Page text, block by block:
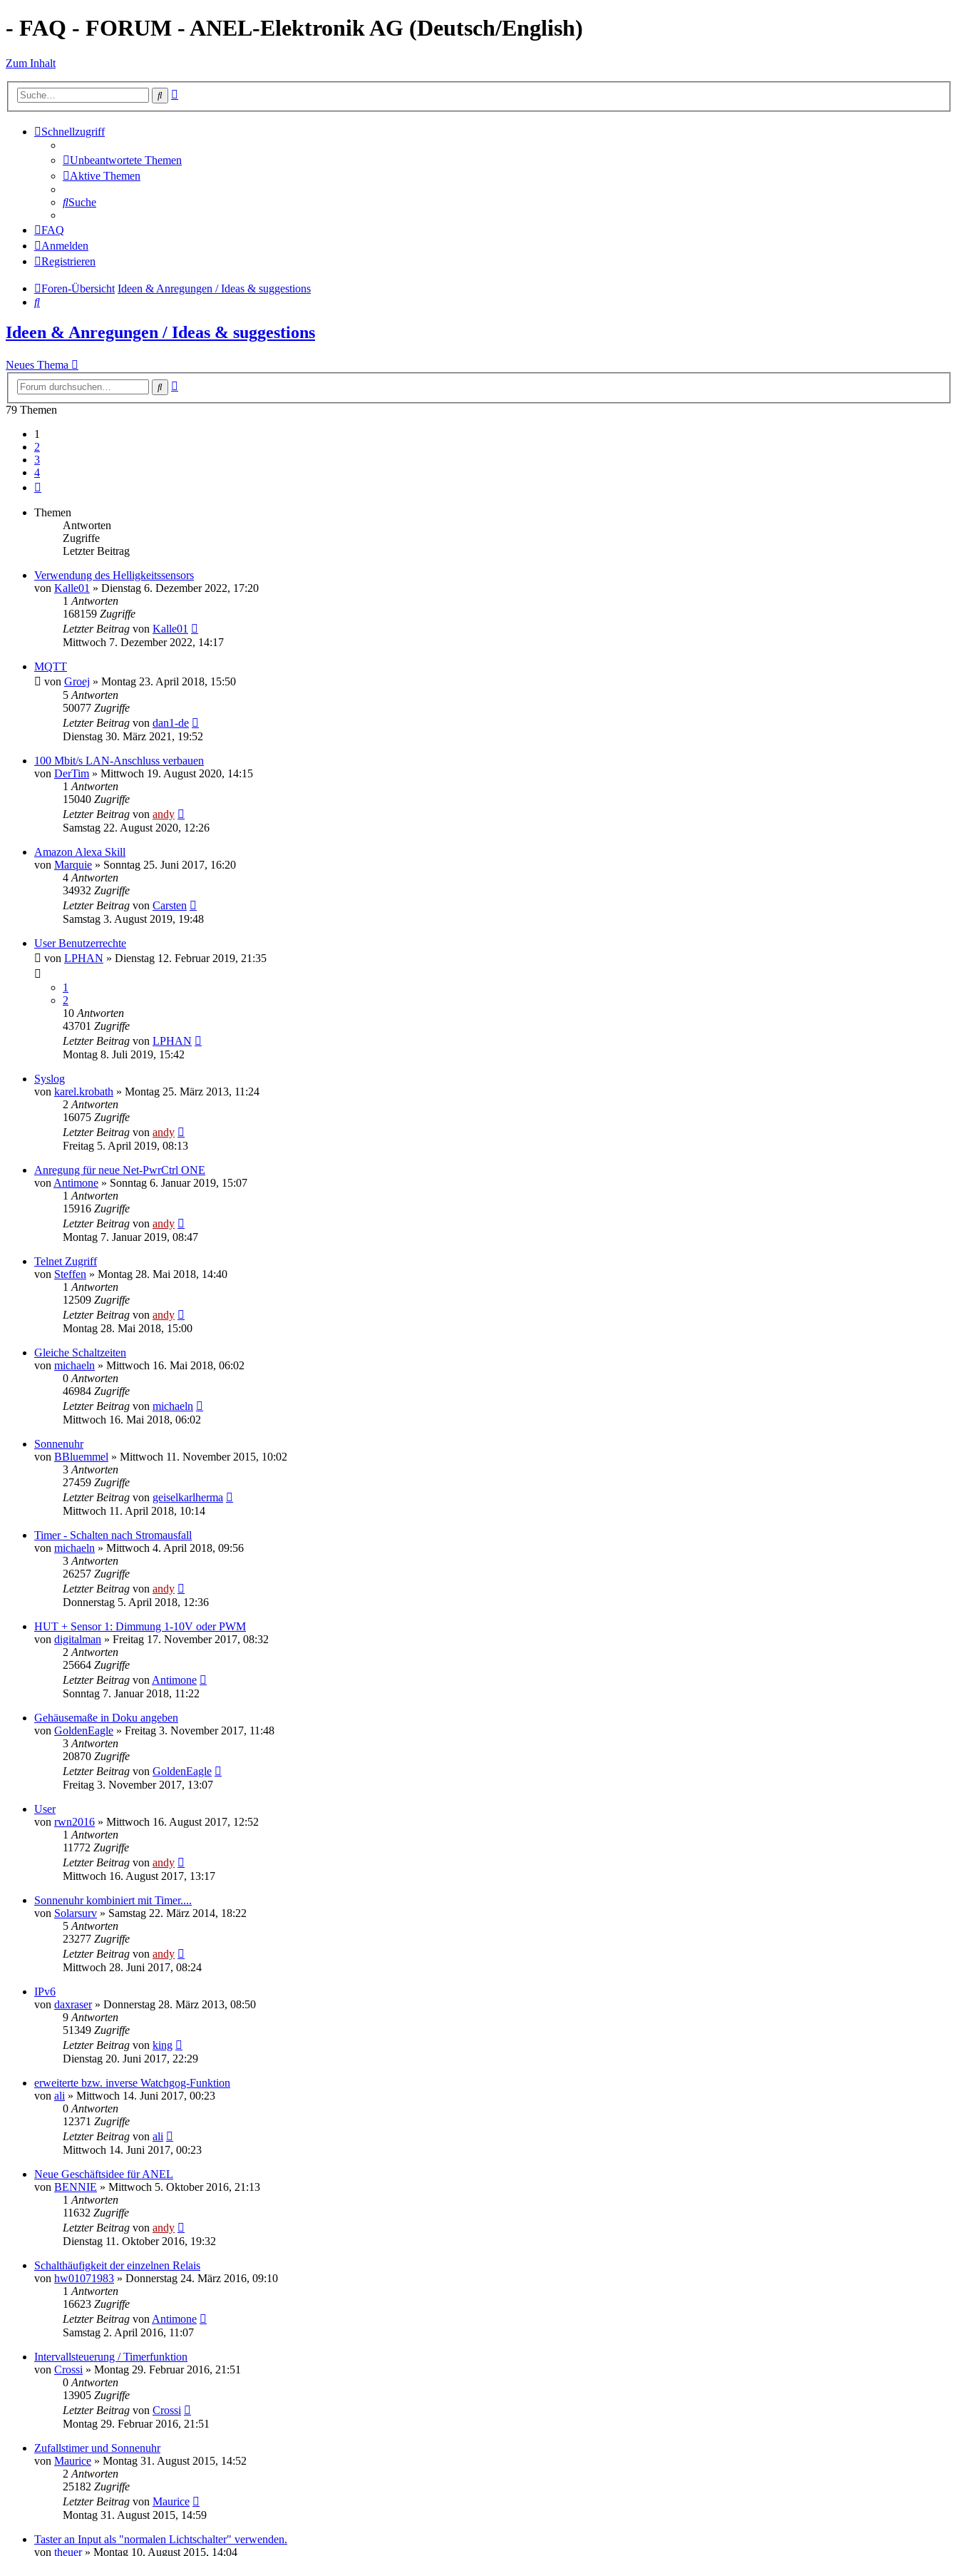
- FAQ - FORUM - ANEL-Elektronik AG (Deutsch/English)
Zum Inhalt
Suche
Schnellzugriff
Unbeantwortete Themen
Aktive Themen
Suche
FAQ
Anmelden
Registrieren
Foren-Übersicht Ideen & Anregungen / Ideas & suggestions
Suche
Ideen & Anregungen / Ideas & suggestions
Neues Thema
Suche
79 Themen
1
2
3
4
Themen
Antworten
Zugriffe
Letzter Beitrag
Verwendung des Helligkeitssensors
von Kalle01 » Dienstag 6. Dezember 2022, 17:20
1 Antworten
168159 Zugriffe
Letzter Beitrag von Kalle01
Mittwoch 7. Dezember 2022, 14:17
MQTT
von Groej » Montag 23. April 2018, 15:50
5 Antworten
50077 Zugriffe
Letzter Beitrag von dan1-de
Dienstag 30. März 2021, 19:52
100 Mbit/s LAN-Anschluss verbauen
von DerTim » Mittwoch 19. August 2020, 14:15
1 Antworten
15040 Zugriffe
Letzter Beitrag von andy
Samstag 22. August 2020, 12:26
Amazon Alexa Skill
von Marquie » Sonntag 25. Juni 2017, 16:20
4 Antworten
34932 Zugriffe
Letzter Beitrag von Carsten
Samstag 3. August 2019, 19:48
User Benutzerrechte
von LPHAN » Dienstag 12. Februar 2019, 21:35
1
2
10 Antworten
43701 Zugriffe
Letzter Beitrag von LPHAN
Montag 8. Juli 2019, 15:42
Syslog
von karel.krobath » Montag 25. März 2013, 11:24
2 Antworten
16075 Zugriffe
Letzter Beitrag von andy
Freitag 5. April 2019, 08:13
Anregung für neue Net-PwrCtrl ONE
von Antimone » Sonntag 6. Januar 2019, 15:07
1 Antworten
15916 Zugriffe
Letzter Beitrag von andy
Montag 7. Januar 2019, 08:47
Telnet Zugriff
von Steffen » Montag 28. Mai 2018, 14:40
1 Antworten
12509 Zugriffe
Letzter Beitrag von andy
Montag 28. Mai 2018, 15:00
Gleiche Schaltzeiten
von michaeln » Mittwoch 16. Mai 2018, 06:02
0 Antworten
46984 Zugriffe
Letzter Beitrag von michaeln
Mittwoch 16. Mai 2018, 06:02
Sonnenuhr
von BBluemmel » Mittwoch 11. November 2015, 10:02
3 Antworten
27459 Zugriffe
Letzter Beitrag von geiselkarlherma
Mittwoch 11. April 2018, 10:14
Timer - Schalten nach Stromausfall
von michaeln » Mittwoch 4. April 2018, 09:56
3 Antworten
26257 Zugriffe
Letzter Beitrag von andy
Donnerstag 5. April 2018, 12:36
HUT + Sensor 1: Dimmung 1-10V oder PWM
von digitalman » Freitag 17. November 2017, 08:32
2 Antworten
25664 Zugriffe
Letzter Beitrag von Antimone
Sonntag 7. Januar 2018, 11:22
Gehäusemaße in Doku angeben
von GoldenEagle » Freitag 3. November 2017, 11:48
3 Antworten
20870 Zugriffe
Letzter Beitrag von GoldenEagle
Freitag 3. November 2017, 13:07
User
von rwn2016 » Mittwoch 16. August 2017, 12:52
1 Antworten
11772 Zugriffe
Letzter Beitrag von andy
Mittwoch 16. August 2017, 13:17
Sonnenuhr kombiniert mit Timer....
von Solarsurv » Samstag 22. März 2014, 18:22
5 Antworten
23277 Zugriffe
Letzter Beitrag von andy
Mittwoch 28. Juni 2017, 08:24
IPv6
von daxraser» Donnerstag 28. März 2013, 08:50
9 Antworten
51349 Zugriffe
Letzter Beitrag von king
Dienstag 20. Juni 2017, 22:29
erweiterte bzw. inverse Watchgog-Funktion
von ali » Mittwoch 14. Juni 2017, 00:23
0 Antworten
12371 Zugriffe
Letzter Beitrag von ali
Mittwoch 14. Juni 2017, 00:23
Neue Geschäftsidee für ANEL
von BENNIE » Mittwoch 5. Oktober 2016, 21:13
1 Antworten
11632 Zugriffe
Letzter Beitrag von andy
Dienstag 11. Oktober 2016, 19:32
Schalthäufigkeit der einzelnen Relais
von hw01071983 » Donnerstag 24. März 2016, 09:10
1 Antworten
16623 Zugriffe
Letzter Beitrag von Antimone
Samstag 2. April 2016, 11:07
Intervallsteuerung / Timerfunktion
von Crossi » Montag 29. Februar 2016, 21:51
0 Antworten
13905 Zugriffe
Letzter Beitrag von Crossi
Montag 29. Februar 2016, 21:51
Zufallstimer und Sonnenuhr
von Maurice » Montag 31. August 2015, 14:52
2 Antworten
25182 Zugriffe
Letzter Beitrag von Maurice
Montag 31. August 2015, 14:59
Taster an Input als "normalen Lichtschalter" verwenden.
von theuer» Montag 10. August 2015, 14:04